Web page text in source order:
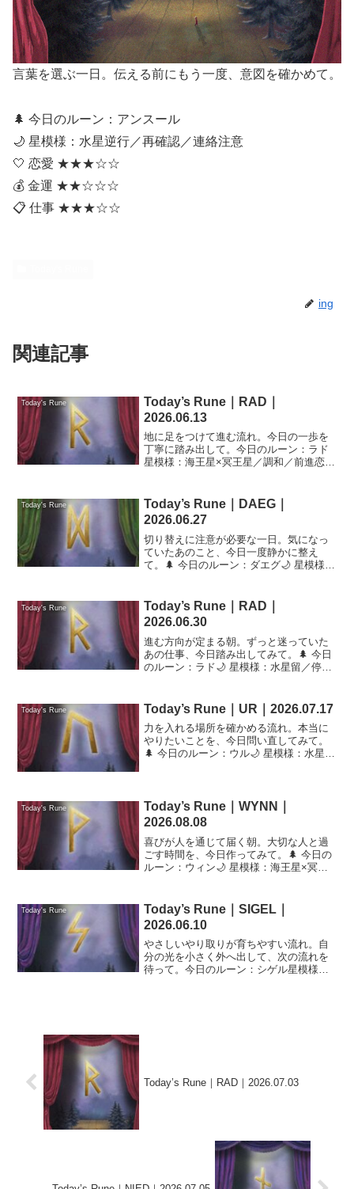
言葉を選ぶ一日。伝える前にもう一度、意図を確かめて。
🌲 今日のルーン：アンスール
🌙 星模様：水星逆行／再確認／連絡注意
🤍 恋愛 ★★★☆☆
💰 金運 ★★☆☆☆
📋 仕事 ★★★☆☆
ing
関連記事
Today's Rune
Today’s Rune｜RAD｜
2026.06.13
地に足をつけて進む流れ。今日の一歩を
丁寧に踏み出して。今日のルーン：ラド
星模様：海王星×冥王星／調和／前進恋愛
Today's Rune
Today’s Rune｜DAEG｜
2026.06.27
切り替えに注意が必要な一日。気になっ
ていたあのこと、今日一度静かに整え
て。🌲 今日のルーン：ダエグ🌙 星模様：
★★★☆☆
Today's Rune
Today’s Rune｜RAD｜
2026.06.30
進む方向が定まる朝。ずっと迷っていた
あの仕事、今日踏み出してみて。🌲 今日
のルーン：ラド🌙 星模様：水星留／停滞
Today's Rune Today’s Rune｜UR｜2026.07.17
力を入れる場所を確かめる流れ。本当に
やりたいことを、今日問い直してみて。
🌲 今日のルーン：ウル🌙 星模様：水星逆
Today's Rune
Today’s Rune｜WYNN｜
2026.08.08
喜びが人を通じて届く朝。大切な人と過
ごす時間を、今日作ってみて。🌲 今日の
ルーン：ウィン🌙 星模様：海王星×冥王
Today's Rune
Today’s Rune｜SIGEL｜
2026.06.10
やさしいやり取りが育ちやすい流れ。自
分の光を小さく外へ出して、次の流れを
待って。今日のルーン：シゲル星模様：
Today’s Rune｜RAD｜2026.07.03